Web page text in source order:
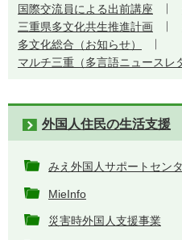
国際交流員による出前講座
三重県多文化共生推進計画
多文化総合（お知らせ）
マルチ三重（多言語ニュースレ
外国人住民の生活支援
みえ外国人サポートセン
MieInfo
災害時外国人支援事業